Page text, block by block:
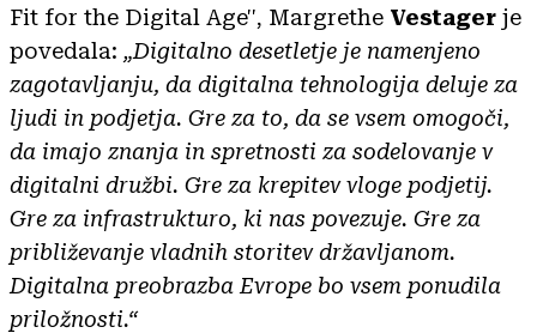
Fit for the Digital Age'', Margrethe Vestager je
povedala: „Digitalno desetletje je namenjeno
zagotavljanju, da digitalna tehnologija deluje za
ljudi in podjetja. Gre za to, da se vsem omogoči,
da imajo znanja in spretnosti za sodelovanje v
digitalni družbi. Gre za krepitev vloge podjetij.
Gre za infrastrukturo, ki nas povezuje. Gre za
približevanje vladnih storitev državljanom.
Digitalna preobrazba Evrope bo vsem ponudila
priložnosti.“